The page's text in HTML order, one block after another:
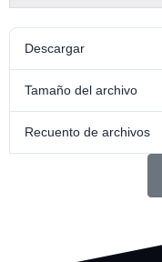
Descargar
Tamaño del archivo
Recuento de archivos